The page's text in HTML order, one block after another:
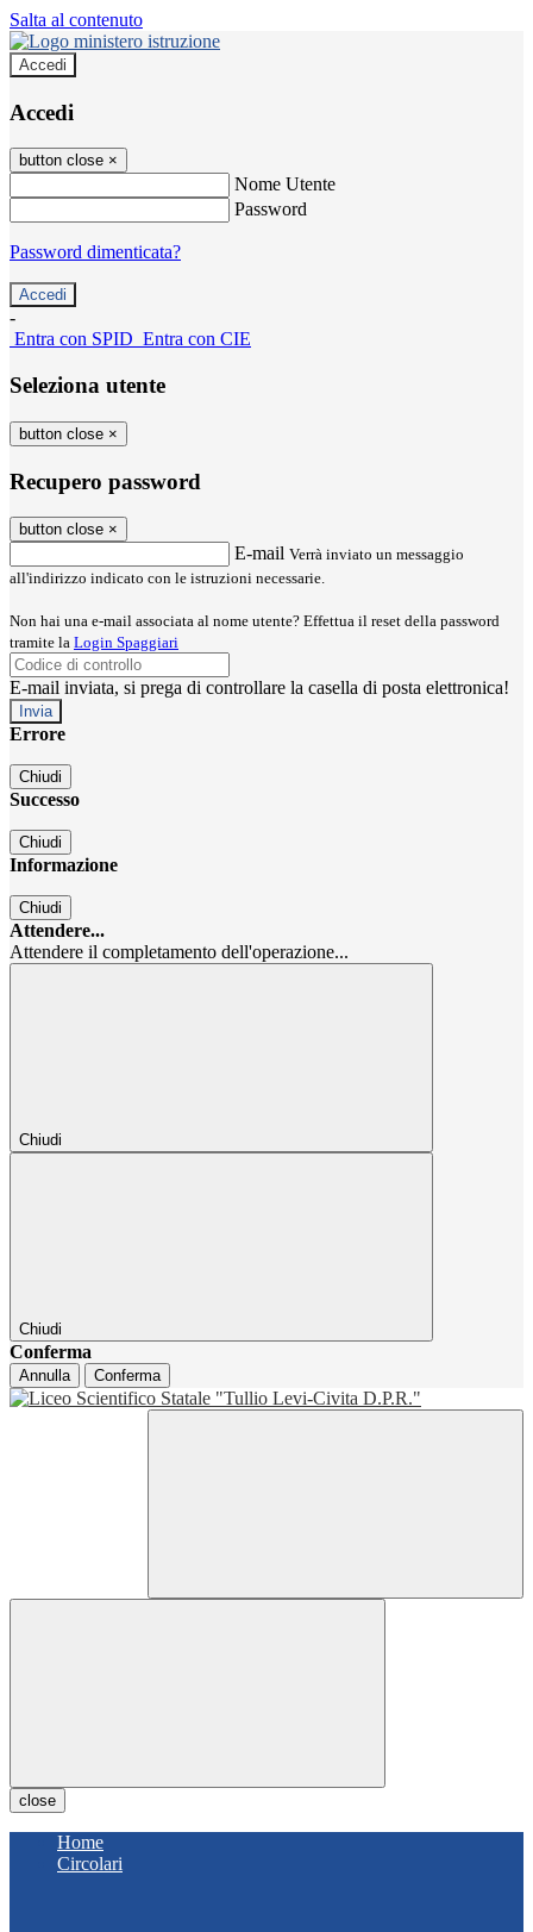
Salta al contenuto
Accedi
Accedi
button close ×
Nome Utente
Password
Password dimenticata?
-
Entra con SPID Entra con CIE
Seleziona utente
button close ×
Recupero password
button close ×
E-mail Verrà inviato un messaggio
all'indirizzo indicato con le istruzioni necessarie.
Non hai una e-mail associata al nome utente? Effettua il reset della password
tramite la Login Spaggiari
E-mail inviata, si prega di controllare la casella di posta elettronica!
Errore
Chiudi
Successo
Chiudi
Informazione
Chiudi
Attendere...
Attendere il completamento dell'operazione...
Chiudi
Chiudi
Conferma
Annulla Conferma
close
Home
Circolari